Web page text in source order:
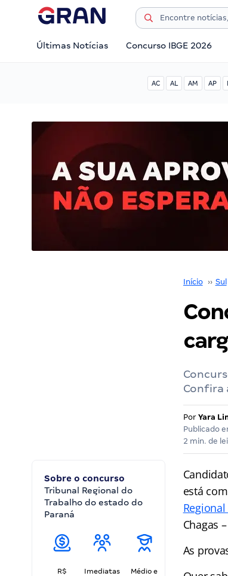
Últimas Notícias Concurso IBGE 2026
AC AL AM AP
Início ›› Sul
Confira
Por Yara
Publicado
2 min. de
Sobre o concurso
Tribunal Regional do
Trabalho do estado do
Paraná
R$
Imediatas
Médio e
está
Chagas –
As